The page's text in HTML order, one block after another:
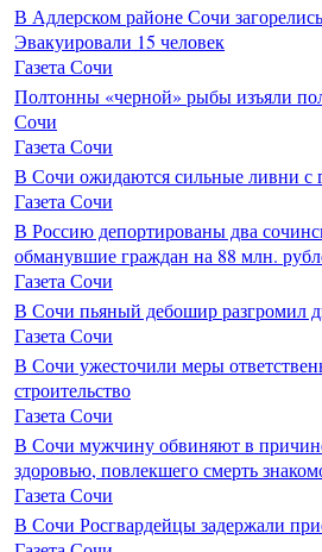
В Адлерском районе Сочи
Эвакуировали 15 человек
Газета Сочи
Полтонны «черной» рыбы изъяли
Сочи
Газета Сочи
В Сочи ожидаются сильные ливни с
Газета Сочи
В Россию депортированы два
обманувшие граждан на 88 млн.
Газета Сочи
В Сочи пьяный дебошир разгромил
Газета Сочи
В Сочи ужесточили меры
строительство
Газета Сочи
В Сочи мужчину обвиняют в
здоровью, повлекшего смерть
Газета Сочи
В Сочи Росгвардейцы задержали